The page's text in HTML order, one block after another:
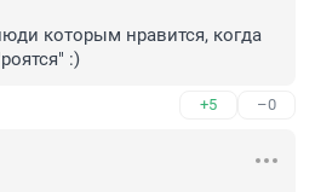
которым нравится, когда
:)
+5 –0